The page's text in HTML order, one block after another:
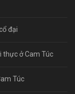
đại
thực ở Cam Túc
Túc